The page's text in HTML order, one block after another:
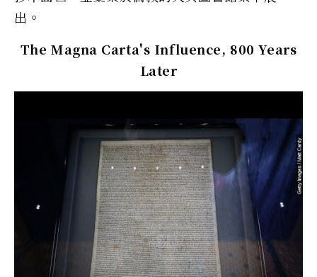
出。
The Magna Carta's Influence, 800 Years
Later